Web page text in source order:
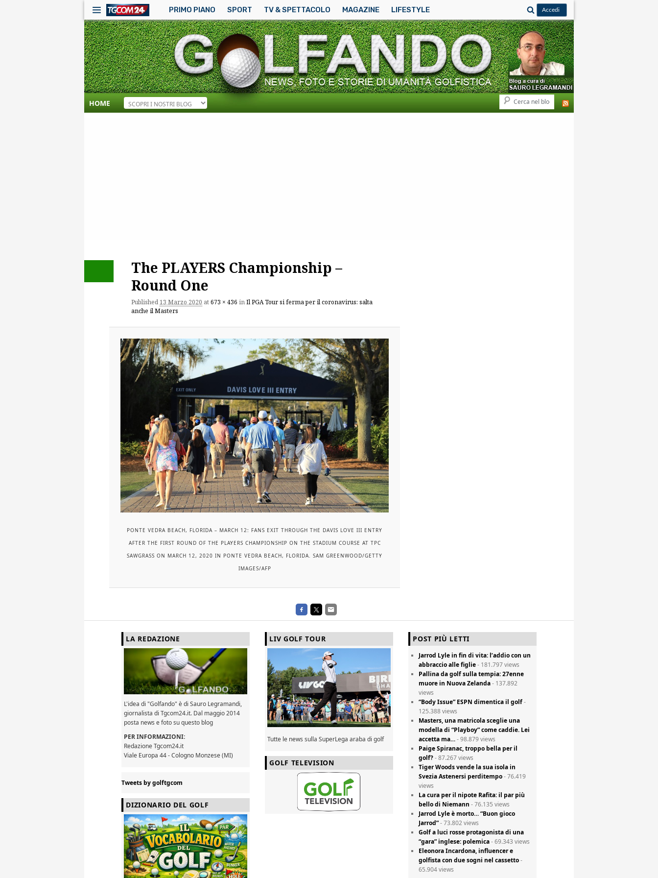
PRIMO PIANO SPORT TV & SPETTACOLO MAGAZINE LIFESTYLE
Cerca
HOME
The PLAYERS Championship –
Round One
Published 13 Marzo 2020 at673 × 436 inIl PGA Tour si ferma per il coronavirus: salta
anche il Masters
PONTE VEDRA BEACH, FLORIDA – MARCH 12: FANS EXIT THROUGH THE DAVIS LOVE III ENTRY
AFTER THE FIRST ROUND OF THE PLAYERS CHAMPIONSHIP ON THE STADIUM COURSE AT TPC
SAWGRASS ON MARCH 12, 2020 IN PONTE VEDRA BEACH, FLORIDA. SAM GREENWOOD/GETTY
IMAGES/AFP
LA REDAZIONE
L'idea di "Golfando" è di Sauro Legramandi,
giornalista di Tgcom24.it. Dal maggio 2014
posta news e foto su questo blog
PER INFORMAZIONI:
Redazione Tgcom24.it
Viale Europa 44 - Cologno Monzese (MI)
Tweets by golftgcom
DIZIONARIO DEL GOLF
LIV GOLF TOUR
Tutte le news sulla SuperLega araba di golf
GOLF TELEVISION
POST PIÙ LETTI
Jarrod Lyle in fin di vita: l’addio con un
abbraccio alle figlie- 181.797 views
Pallina da golf sulla tempia: 27enne
muore in Nuova Zelanda- 137.892
views
“Body Issue” ESPN dimentica il golf-
125.388 views
Masters, una matricola sceglie una
modella di “Playboy” come caddie. Lei
accetta ma…- 98.879 views
Paige Spiranac, troppo bella per il
golf?- 87.267 views
Tiger Woods vende la sua isola in
Svezia Astenersi perditempo- 76.419
views
La cura per il nipote Rafita: il par più
bello di Niemann - 76.135 views
Jarrod Lyle è morto… “Buon gioco
Jarrod”- 73.802 views
Golf a luci rosse protagonista di una
“gara” inglese: polemica- 69.343 views
Eleonora Incardona, influencer e
golfista con due sogni nel cassetto-
65.904 views